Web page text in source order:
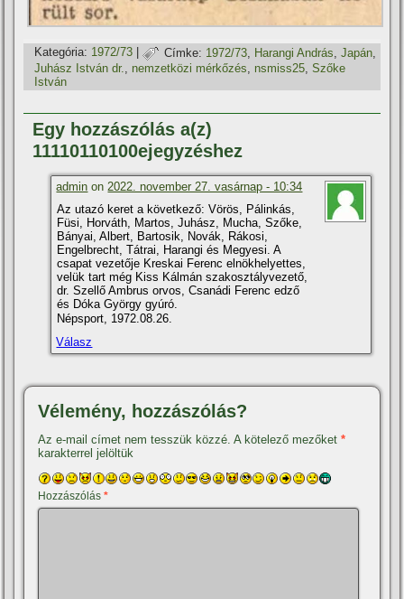
Kategória: 1972/73 | Címke: 1972/73 Harangi András ,Japán
Juhász István dr., nemzetközi mérkőzés, nsmiss25,Szőke
István
Egy hozzászólás a(z)
11110110100ejegyzéshez
admin on2022. november 27. vasárnap - 10:34
Az utazó keret a következő: Vörös, Pálinkás,
Füsi, Horváth, Martos, Juhász, Mucha, Szőke,
Bányai, Albert, Bartosik, Novák, Rákosi,
Engelbrecht, Tátrai, Harangi és Megyesi. A
csapat vezetője Kreskai Ferenc elnökhelyettes,
velük tart még Kiss Kálmán szakosztályvezető,
dr. Szellő Ambrus orvos, Csanádi Ferenc edző
és Dóka György gyúró.
Népsport, 1972.08.26.
Válasz
Vélemény, hozzászólás?
Az e-mail címet nem tesszük közzé. A kötelező mezőket*
karakterrel jelöltük
Hozzászólás*